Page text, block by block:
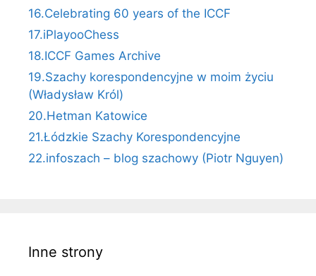
16.Celebrating 60 years of the ICCF
17.iPlayooChess
18.ICCF Games Archive
19.Szachy korespondencyjne w moim życiu
(Władysław Król)
20.Hetman Katowice
21.Łódzkie Szachy Korespondencyjne
22.infoszach – blog szachowy (Piotr Nguyen)
Inne strony